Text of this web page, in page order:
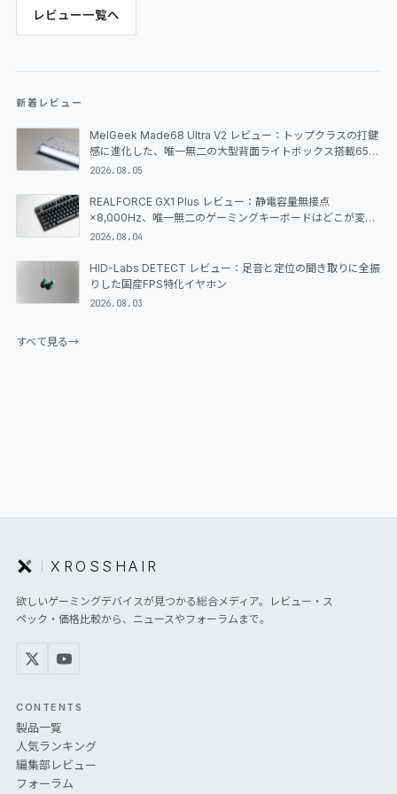
レビュー一覧へ
新着レビュー
MelGeek Made68 Ultra V2 レビュー：トップクラスの打鍵
感に進化した、唯一無二の大型背面ライトボックス搭載65%
ラピッドトリガーキーボード
2026.08.05
REALFORCE GX1 Plus レビュー：静電容量無接点
×8,000Hz、唯一無二のゲーミングキーボードはどこが変わ
ったのか
2026.08.04
HID-Labs DETECT レビュー：足音と定位の聞き取りに全振
りした国産FPS特化イヤホン
2026.08.03
すべて見る→
XROSSHAIR
欲しいゲーミングデバイスが見つかる総合メディア。レビュー・ス
ペック・価格比較から、ニュースやフォーラムまで。
CONTENTS
製品一覧
人気ランキング
編集部レビュー
フォーラム